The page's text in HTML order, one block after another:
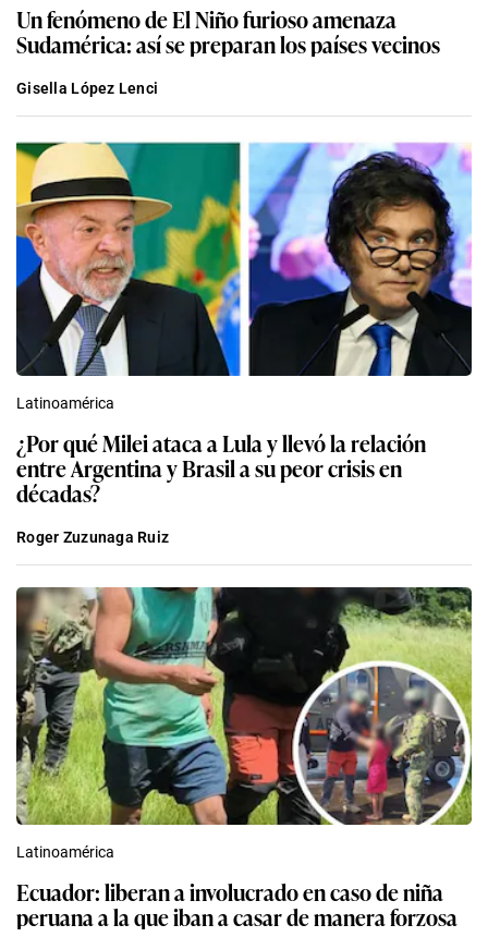
Un fenómeno de El Niño furioso amenaza
Sudamérica: así se preparan los países vecinos
Gisella López Lenci
Latinoamérica
¿Por qué Milei ataca a Lula y llevó la relación
entre Argentina y Brasil a su peor crisis en
décadas?
Roger Zuzunaga Ruiz
Latinoamérica
Ecuador: liberan a involucrado en caso de niña
peruana a la que iban a casar de manera forzosa